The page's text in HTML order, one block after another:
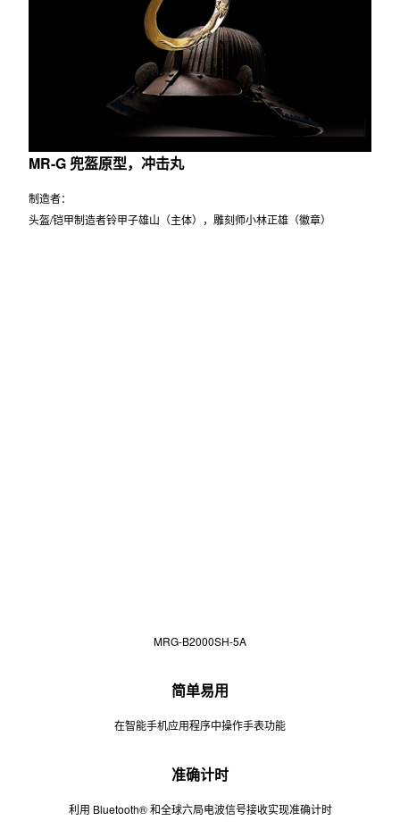
MR-G 兜盔原型，冲击丸
制造者：
头盔/铠甲制造者铃甲子雄山（主体），雕刻师小林正雄（徽章）
MRG-B2000SH-5A
简单易用
在智能手机应用程序中操作手表功能
准确计时
利用 Bluetooth® 和全球六局电波信号接收实现准确计时